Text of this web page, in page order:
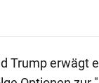
Trump erwägt